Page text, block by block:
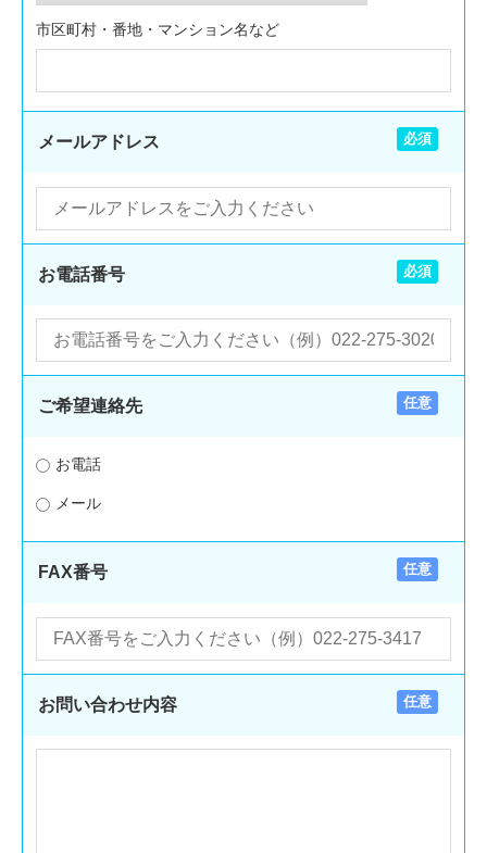
市区町村・番地・マンション名など
メールアドレス 必須
お電話番号 必須
ご希望連絡先 任意
お電話
メール
FAX番号 任意
お問い合わせ内容 任意